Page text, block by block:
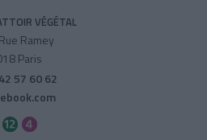
VÉGÉTAL
Ramey
Paris
57 60 62